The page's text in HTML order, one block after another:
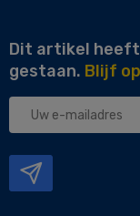
Dit artikel
gestaan. Blijf
Uw